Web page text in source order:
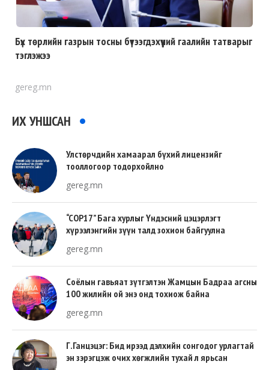
Бүх төрлийн газрын тосны бүтээгдэхүүний гаалийн татварыг
тэглэжээ
gereg.mn
ИХ УНШСАН
Улстөрчдийн хамаарал бүхий лицензийг
тооллогоор тодорхойлно
gereg.mn
“COP17” Бага хурлыг Үндэсний цэцэрлэгт
хүрээлэнгийн зүүн талд зохион байгуулна
gereg.mn
Соёлын гавьяат зүтгэлтэн Жамцын Бадраа агсны
100 жилийн ой энэ онд тохиож байна
gereg.mn
Г.Ганцэцэг: Бид ирээд дэлхийн сонгодог урлагтай
эн зэрэгцэж очих хөгжлийн тухай л ярьсан